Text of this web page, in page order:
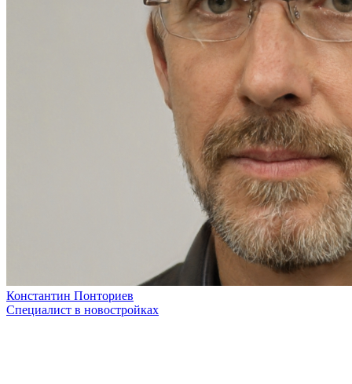
Константин Понториев
Специалист в новостройках